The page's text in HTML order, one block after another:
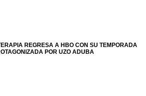
REGRESA A HBO CON SU TEMPORADA
POR UZO ADUBA